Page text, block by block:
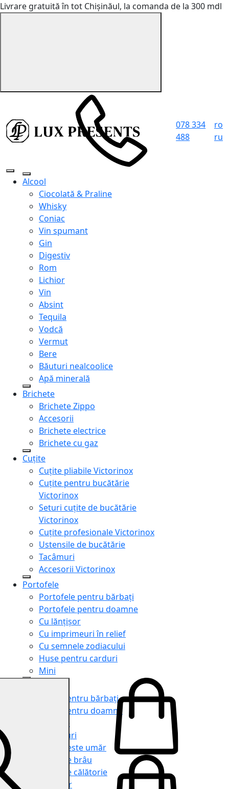
Livrare gratuită în tot Chișinăul, la comanda de la 300 mdl
078 334
488
ro
ru
Alcool
Ciocolată & Praline
Whisky
Coniac
Vin spumant
Gin
Digestiv
Rom
Lichior
Vin
Absint
Tequila
Vodcă
Vermut
Bere
Băuturi nealcoolice
Apă minerală
Brichete
Brichete Zippo
Accesorii
Brichete electrice
Brichete cu gaz
Cuțite
Cuțite pliabile Victorinox
Cuțite pentru bucătărie
Victorinox
Seturi cuțite de bucătărie
Victorinox
Cuțite profesionale Victorinox
Ustensile de bucătărie
Tacâmuri
Accesorii Victorinox
Portofele
Portofele pentru bărbați
Portofele pentru doamne
Cu lănțișor
Cu imprimeuri în relief
Cu semnele zodiacului
Huse pentru carduri
Mini
Genți pentru bărbați
Genți pentru doamne
Serviete
Rucsacuri
Genți peste umăr
Genți de brâu
Genți de călătorie
Shopper